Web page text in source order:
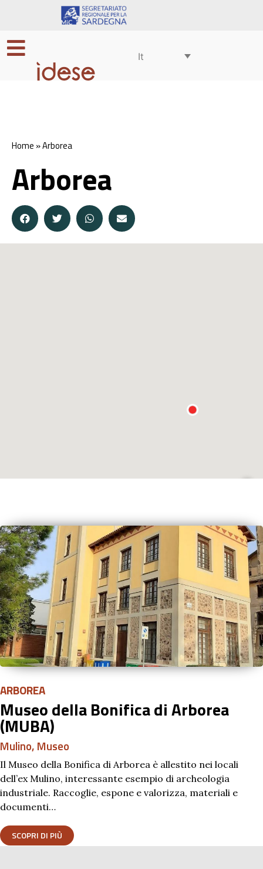
It
Home »Arborea
Arborea
ARBOREA
Museo della Bonifica di Arborea
(MUBA)
Mulino, Museo
Il Museo della Bonifica di Arborea è allestito nei locali
dell’ex Mulino, interessante esempio di archeologia
industriale. Raccoglie, espone e valorizza, materiali e
documenti…
SCOPRI DI PIÙ